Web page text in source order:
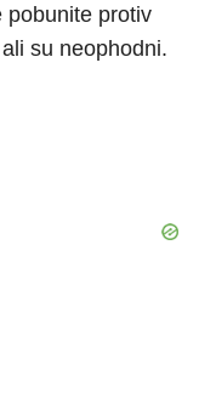
pobunite protiv
su neophodni.